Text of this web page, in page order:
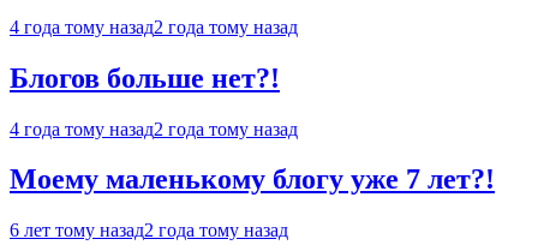
4 года тому назад2 года тому назад
Блогов больше нет?!
4 года тому назад2 года тому назад
Моему маленькому блогу уже 7 лет?!
6 лет тому назад2 года тому назад